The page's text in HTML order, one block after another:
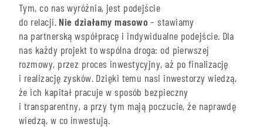
Tym, co nas wyróżnia, jest podejście
do relacji. Nie działamy masowo – stawiamy
na partnerską współpracę i indywidualne podejście. Dla
nas każdy projekt to wspólna droga: od pierwszej
rozmowy, przez proces inwestycyjny, aż po finalizację
i realizację zysków. Dzięki temu nasi inwestorzy wiedzą,
że ich kapitał pracuje w sposób bezpieczny
i transparentny, a przy tym mają poczucie, że naprawdę
wiedzą, w co inwestują.